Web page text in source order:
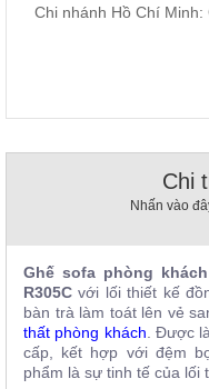
Phụ
Cây
, đồ
Nhà
Hàng
Thất
Hàng
Chi nhánh Hồ Chí
Chi
Nhấn vào
Ghế sofa phòng
R305C với lối thiết kế
bàn trà làm toát lên vẻ
thất phòng khách . Được
cấp, kết hợp với đệm
phẩm là sự tinh tế của lối